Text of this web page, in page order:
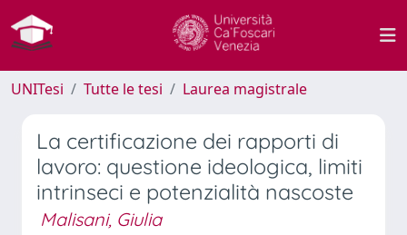
UNITesi Tutte le tesi Laurea magistrale
La certificazione dei rapporti di
lavoro: questione ideologica, limiti
intrinseci e potenzialità nascoste
Malisani, Giulia